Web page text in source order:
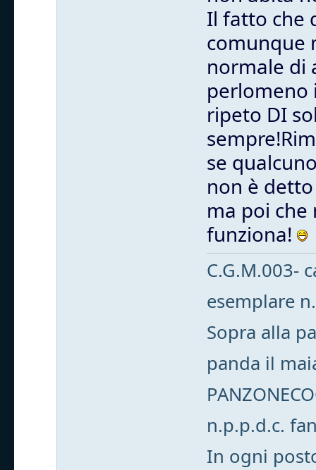
Il fatto che
comunque
normale di
perlomeno
ripeto DI
se
non è
ma poi che
funziona!
C.G.M.003-
esemplare
Sopra alla
panda il
n.p.p.d.c.
In ogni